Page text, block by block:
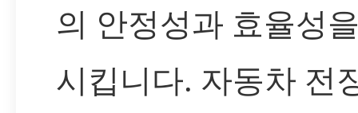
의 안정성과 효율성
시킵니다. 자동차 전